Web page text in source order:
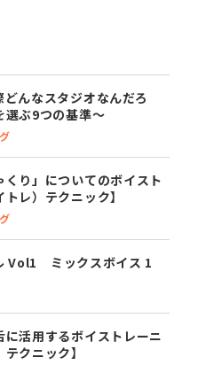
どんなスタジオなんだろ
選ぶ9つの基準～
くり」についてのボイスト
レ）テクニック】
Vol1 ミックスボイス 1
に活用するボイストレーニ
クニック】